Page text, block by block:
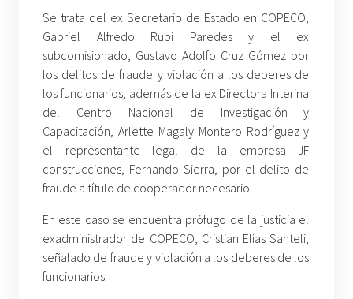
Se trata del ex Secretario de Estado en COPECO,
Gabriel Alfredo Rubí Paredes y el ex
subcomisionado, Gustavo Adolfo Cruz Gómez por
los delitos de fraude y violación a los deberes de
los funcionarios; además de la ex Directora Interina
del Centro Nacional de Investigación y
Capacitación, Arlette Magaly Montero Rodríguez y
el representante legal de la empresa JF
construcciones, Fernando Sierra, por el delito de
fraude a título de cooperador necesario
En este caso se encuentra prófugo de la justicia el
exadministrador de COPECO, Cristian Elías Santeli,
señalado de fraude y violación a los deberes de los
funcionarios.